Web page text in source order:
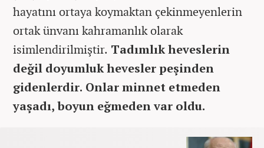
hayatını ortaya koymaktan çekinmeyenlerin
ortak ünvanı kahramanlık olarak
isimlendirilmiştir. Tadımlık heveslerin
değil doyumluk hevesler peşinden
gidenlerdir. Onlar minnet etmeden
yaşadı, boyun eğmeden var oldu.